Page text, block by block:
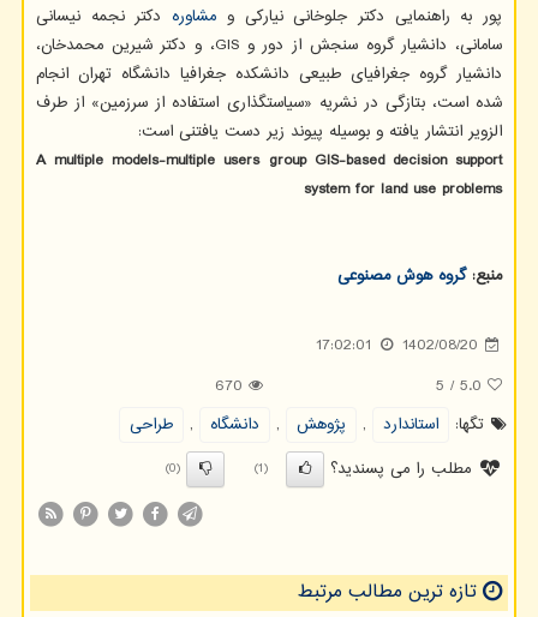
پور به راهنمایی دکتر جلوخانی نیارکی و مشاوره دکتر نجمه نیسانی
سامانی، دانشیار گروه سنجش از دور و GIS، و دکتر شیرین محمدخان،
دانشیار گروه جغرافیای طبیعی دانشکده جغرافیا دانشگاه تهران انجام
شده است، بتازگی در نشریه «سیاستگذاری استفاده از سرزمین» از طرف
الزویر انتشار یافته و بوسیله پیوند زیر دست یافتنی است:
A multiple models-multiple users group GIS-based decision support
system for land use problems
منبع:گروه هوش مصنوعی
1402/08/20
17:02:01
5.0
/
5
670
تگها:
استاندارد , پژوهش , دانشگاه ,
طراحی
مطلب را می پسندید؟
(1)
(0)
تازه ترین مطالب مرتبط